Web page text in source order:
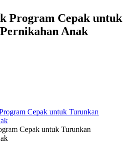
Program Cepak untuk
Anak
Cepak untuk Turunkan